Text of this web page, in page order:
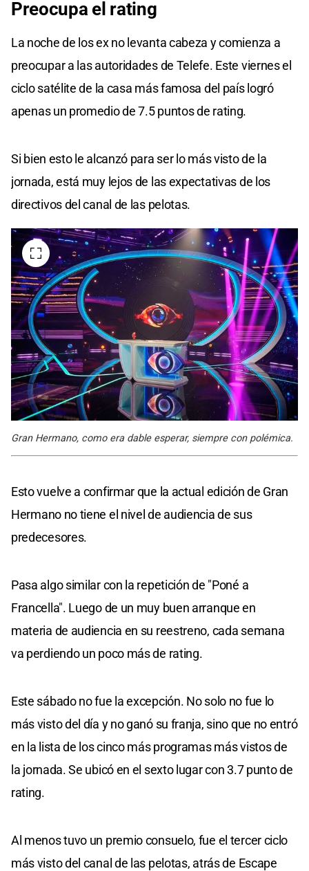
Preocupa el rating
La noche de los ex no levanta cabeza y comienza a
preocupar a las autoridades de Telefe. Este viernes el
ciclo satélite de la casa más famosa del país logró
apenas un promedio de 7.5 puntos de rating.
Si bien esto le alcanzó para ser lo más visto de la
jornada, está muy lejos de las expectativas de los
directivos del canal de las pelotas.
Gran Hermano, como era dable esperar, siempre con polémica.
Esto vuelve a confirmar que la actual edición de Gran
Hermano no tiene el nivel de audiencia de sus
predecesores.
Pasa algo similar con la repetición de "Poné a
Francella". Luego de un muy buen arranque en
materia de audiencia en su reestreno, cada semana
va perdiendo un poco más de rating.
Este sábado no fue la excepción. No solo no fue lo
más visto del día y no ganó su franja, sino que no entró
en la lista de los cinco más programas más vistos de
la jornada. Se ubicó en el sexto lugar con 3.7 punto de
rating.
Al menos tuvo un premio consuelo, fue el tercer ciclo
más visto del canal de las pelotas, atrás de Escape